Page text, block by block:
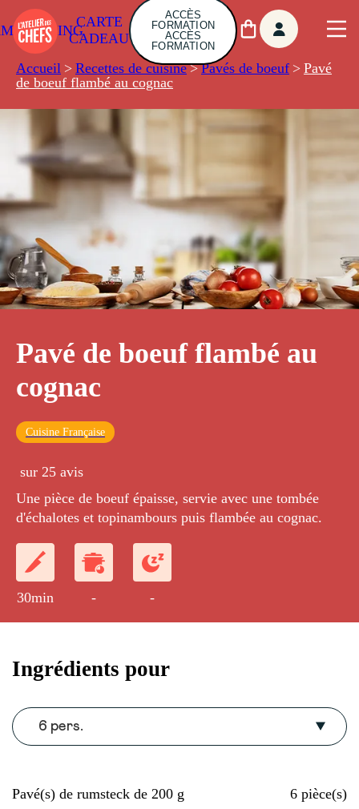
CARTE
CADEAU
ACCÈS
FORMATION
ACCÈS
FORMATION
Accueil > Recettes de cuisine > Pavés de boeuf > Pavé
de boeuf flambé au cognac
Pavé de boeuf flambé au
cognac
Cuisine Française
sur 25 avis
Une pièce de boeuf épaisse, servie avec une tombée
d'échalotes et topinambours puis flambée au cognac.
30min - -
Ingrédients pour
6 pers.
Pavé(s) de rumsteck de 200 g 6 pièce(s)